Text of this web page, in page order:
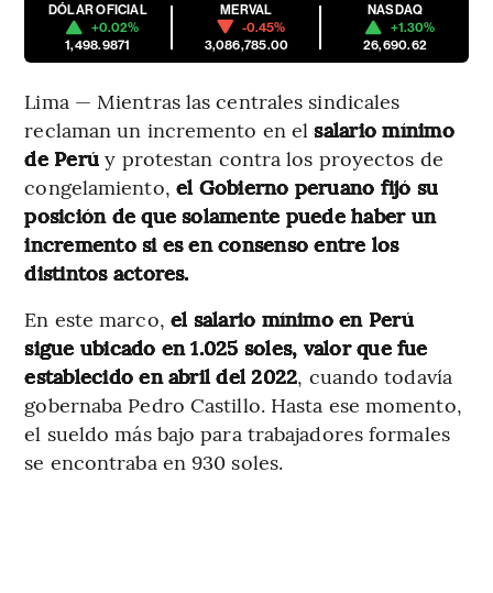
DÓLAR OFICIAL
+0.02%
1,498.9871
MERVAL
-0.45%
3,086,785.00
NASDAQ
+1.30%
26,690.62
Lima — Mientras las centrales sindicales
reclaman un incremento en el salario mínimo
de Perúy protestan contra los proyectos de
congelamiento, el Gobierno peruano fijó su
posición de que solamente puede haber un
incremento si es en consenso entre los
distintos actores.
En este marco, el salario mínimo en Perú
sigue ubicado en 1.025 soles, valor que fue
establecido en abril del 2022, cuando todavía
gobernaba Pedro Castillo. Hasta ese momento,
el sueldo más bajo para trabajadores formales
se encontraba en 930 soles.